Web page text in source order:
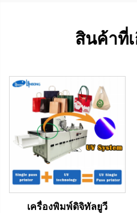
สินค้าที่
เครื่องพิมพ์ดิจิทัลยูวี